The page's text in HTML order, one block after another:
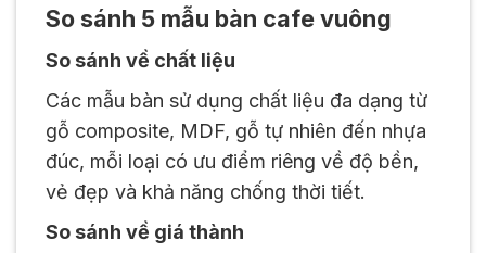
So sánh 5 mẫu bàn cafe vuông
So sánh về chất liệu
Các mẫu bàn sử dụng chất liệu đa dạng từ
gỗ composite, MDF, gỗ tự nhiên đến nhựa
đúc, mỗi loại có ưu điểm riêng về độ bền,
vẻ đẹp và khả năng chống thời tiết.
So sánh về giá thành